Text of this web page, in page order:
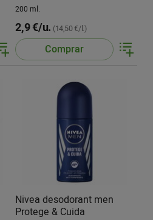
200 ml.
2,9 €/u. (14,50 €/l.)
Comprar
Nivea desodorant men
Protege & Cuida